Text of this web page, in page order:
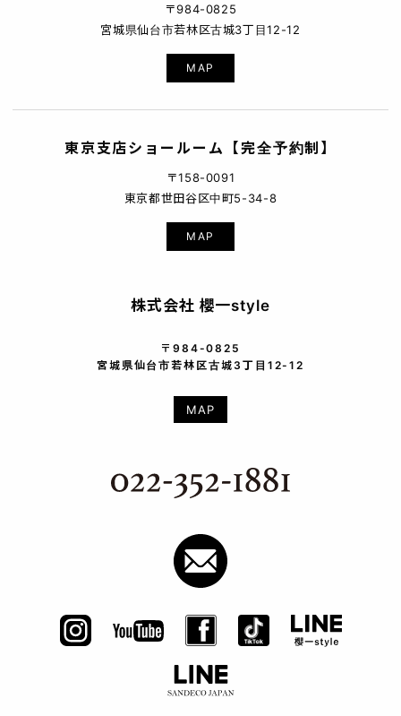
〒984-0825
宮城県仙台市若林区古城3丁目12-12
MAP
東京支店ショールーム【完全予約制】
〒158-0091
東京都世田谷区中町5-34-8
MAP
株式会社 櫻一style
〒984-0825
宮城県仙台市若林区古城3丁目12-12
MAP